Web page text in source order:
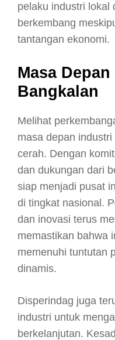
pelaku industri lokal
berkembang
tantangan ekonomi.
Masa
Bangkalan
Melihat
masa depan
cerah. Dengan
dan dukungan dari
siap menjadi pusat
di tingkat nasional.
dan inovasi terus
memastikan bahwa
memenuhi tuntutan
dinamis.
Disperindag juga
industri untuk
berkelanjutan.